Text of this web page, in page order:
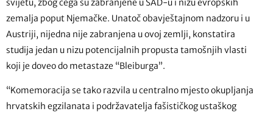
zemalja poput Njemačke. Unatoč obavještajnom nadzoru i u
Austriji, nijedna nije zabranjena u ovoj zemlji, konstatira
studija jedan u nizu potencijalnih propusta tamošnjih vlasti
koji je doveo do metastaze “Bleiburga”.
“Komemoracija se tako razvila u centralno mjesto okupljanja
hrvatskih egzilanata i podržavatelja fašističkog ustaškog